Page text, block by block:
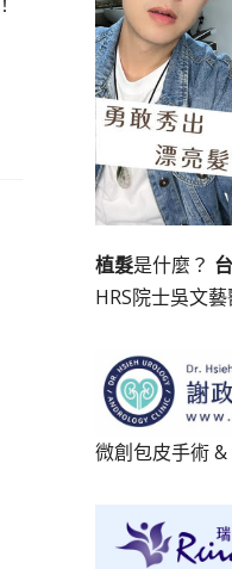
植髮是什麼？
HRS院士吳文
微創包皮手術&